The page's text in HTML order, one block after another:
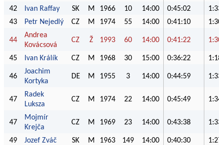
42
Ivan Raffay SK M 1966 10 14:00 0:45:02
43
Petr Nejedlý CZ M 1974 55 14:00 0:41:10
44
Andrea
Kovácsová
CZ Ž 1993 60 14:00 0:41:22
45 Ivan Králík CZ M 1968 30 15:00 0:36:22
46
Joachim
Kortyka
DE M 1955 3 14:00 0:44:59
47
Radek
Luksza
CZ M 1974 22 14:00 0:45:49
47
Mojmír
Krejča
CZ M 1969 23 14:00 0:43:38
49 Jozef Zváč SK M 1963 149 14:00 0:40:30